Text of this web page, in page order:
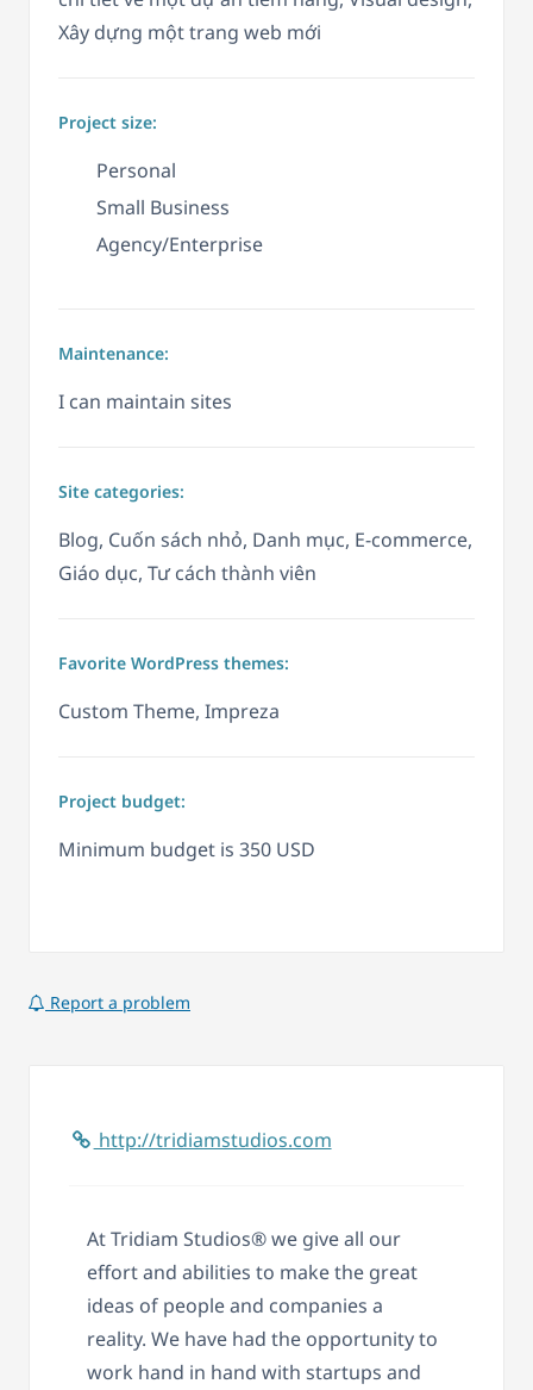
Xây dựng một trang web mới
Project size:
Personal
Small Business
Agency/Enterprise
Maintenance:
I can maintain sites
Site categories:
Blog, Cuốn sách nhỏ, Danh mục, E-commerce,
Giáo dục, Tư cách thành viên
Favorite WordPress themes:
Custom Theme, Impreza
Project budget:
Minimum budget is 350 USD
Report a problem
http://tridiamstudios.com
At Tridiam Studios® we give all our
effort and abilities to make the great
ideas of people and companies a
reality. We have had the opportunity to
work hand in hand with startups and